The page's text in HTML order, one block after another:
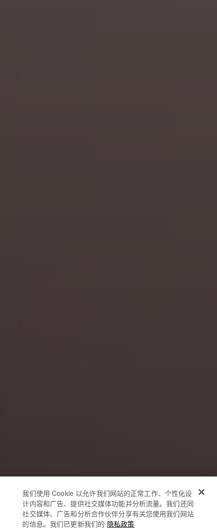
我们使用 Cookie 以允许我们网站的正常工作、个性化设
计内容和广告、提供社交媒体功能并分析流量。我们还同
社交媒体、广告和分析合作伙伴分享有关您使用我们网站
的信息。我们已更新我们的 隐私政策